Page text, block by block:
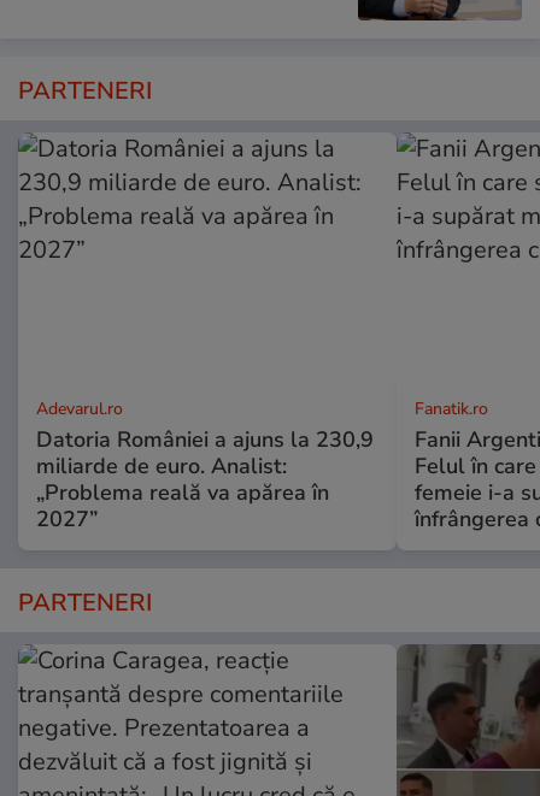
PARTENERI
Adevarul.ro
Datoria României a ajuns la 230,9
miliarde de euro. Analist:
„Problema reală va apărea în
2027”
Fanatik.ro
Fanii
Felul în
femeie i-a
înfrângerea
PARTENERI